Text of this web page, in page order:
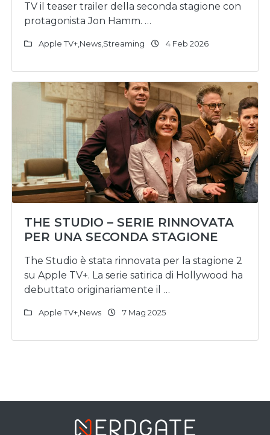
TV il teaser trailer della seconda stagione con
protagonista Jon Hamm. …
Apple TV+ News Streaming 4 Feb 2026
THE STUDIO – SERIE RINNOVATA
PER UNA SECONDA STAGIONE
The Studio è stata rinnovata per la stagione 2
su Apple TV+. La serie satirica di Hollywood ha
debuttato originariamente il …
Apple TV+ News 7 Mag 2025